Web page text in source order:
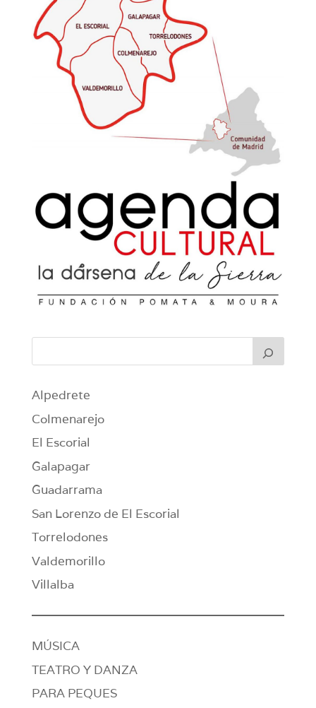
Alpedrete
Colmenarejo
El Escorial
Galapagar
Guadarrama
San Lorenzo de El Escorial
Torrelodones
Valdemorillo
Villalba
MÚSICA
TEATRO Y DANZA
PARA PEQUES